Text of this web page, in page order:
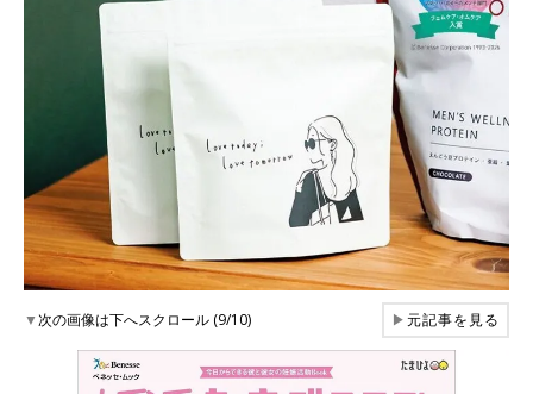
▼次の画像は下へスクロール (9/10) ▶元記事を見る